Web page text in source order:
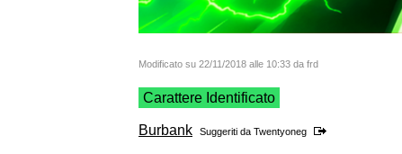
Modificato su 22/11/2018 alle 10:33 da frd
Carattere Identificato
Burbank Suggeriti da Twentyoneg